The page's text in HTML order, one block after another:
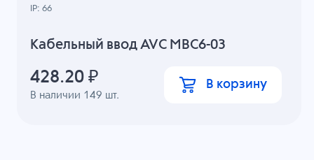
Кабельный ввод AVC MBC6-03
В наличии 149 шт.
IP: 66
428.20 ₽ В корзину